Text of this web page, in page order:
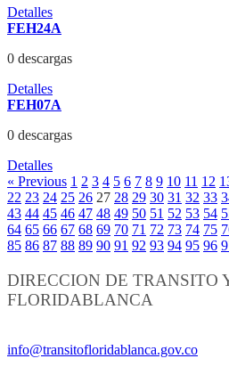
Detalles
FEH24A
0 descargas
Detalles
FEH07A
0 descargas
Detalles
« Previous 1 2 3 4 5 6 7 8 9 10 11 12
22 23 24 25 26 27 28 29 30 31 32 33
43 44 45 46 47 48 49 50 51 52 53 54
64 65 66 67 68 69 70 71 72 73 74 75
85 86 87 88 89 90 91 92 93 94 95 96
DIRECCION DE TRANSITO
FLORIDABLANCA
info@transitofloridablanca.gov.co